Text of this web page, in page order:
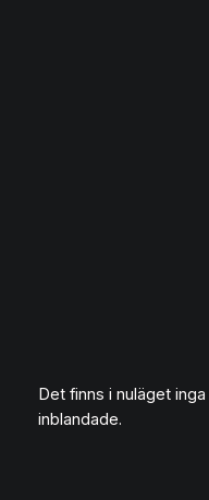
Det finns i nuläget
inblandade.